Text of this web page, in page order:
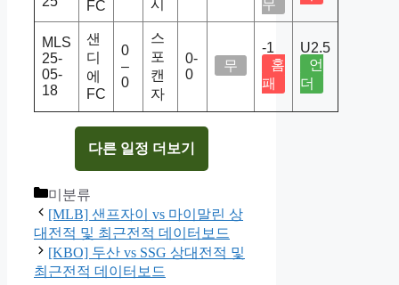
FC 시 무
MLS
25-
05-
18
샌
디
에
FC
0
–
0
스
포
캔
자
0-
0
무
-1
홈
패
U2.5
언
더
다른 일정 더보기
Categories
미분류
[MLB] 샌프자이 vs 마이말린 상
대전적 및 최근전적 데이터보드
[KBO] 두산 vs SSG 상대전적 및
최근전적 데이터보드